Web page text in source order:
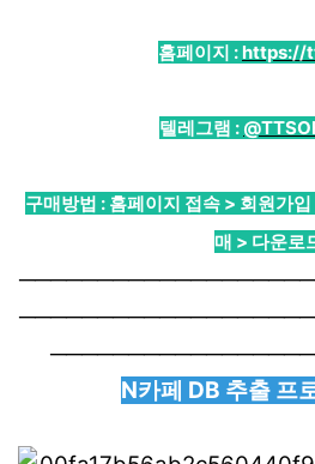
홈페이지 :https://
텔레그램 :
구매방법 : 홈페이지 접속 > 회원가
매 > 다운로
N카페 DB 추출 프